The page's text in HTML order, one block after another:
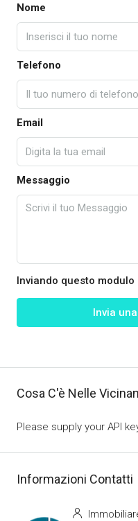
Nome
Telefono
Email
Messaggio
Inviando questo
Invia
Cosa C'è Nelle
Please supply your API
Informazioni Contatti